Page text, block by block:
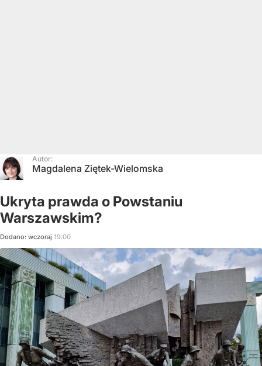
Autor:
Magdalena Ziętek-Wielomska
Ukryta prawda o Powstaniu
Warszawskim?
Dodano: wczoraj 19:00